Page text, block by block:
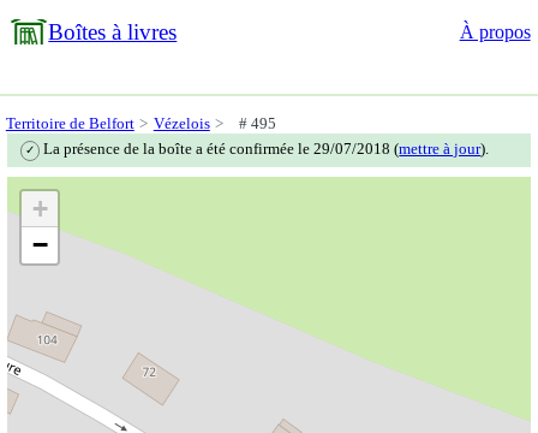
Boîtes à livres À propos
Territoire de Belfort Vézelois # 495
✓ La présence de la boîte a été confirmée le 29/07/2018 (mettre à jour).
+
−